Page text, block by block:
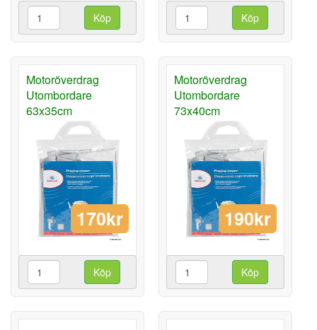
Köp Köp
Motoröverdrag
Utombordare
63x35cm
170kr
Köp
Motoröverdrag
Utombordare
73x40cm
190kr
Köp